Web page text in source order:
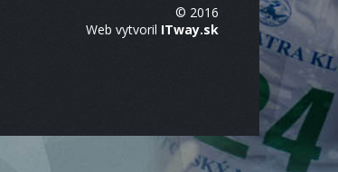
© 2016
Web vytvoril ITway.sk